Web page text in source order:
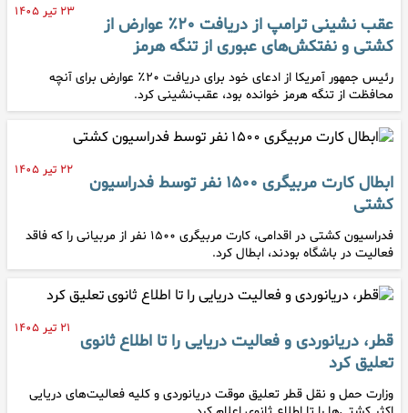
۲۳ تیر ۱۴۰۵
عقب نشینی ترامپ از دریافت ۲۰٪ عوارض از
کشتی و نفتکش‌های عبوری از تنگه هرمز
رئیس جمهور آمریکا از ادعای خود برای دریافت ۲۰٪ عوارض برای آنچه
محافظت از تنگه هرمز خوانده بود، عقب‌نشینی کرد.
۲۲ تیر ۱۴۰۵
ابطال کارت مربیگری ۱۵۰۰ نفر توسط فدراسیون
کشتی
فدراسیون کشتی در اقدامی، کارت مربیگری ۱۵۰۰ نفر از مربیانی را که فاقد
فعالیت در باشگاه بودند، ابطال کرد.
۲۱ تیر ۱۴۰۵
قطر، دریانوردی و فعالیت دریایی را تا اطلاع ثانوی
تعلیق کرد
وزارت حمل و نقل قطر تعلیق موقت دریانوردی و کلیه فعالیت‌های دریایی